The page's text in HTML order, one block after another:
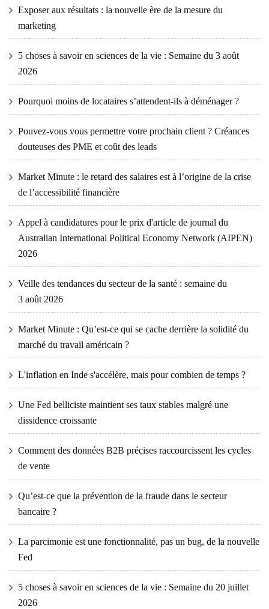
Exposer aux résultats : la nouvelle ère de la mesure du
marketing
5 choses à savoir en sciences de la vie : Semaine du 3 août
2026
Pourquoi moins de locataires s’attendent-ils à déménager ?
Pouvez-vous vous permettre votre prochain client ? Créances
douteuses des PME et coût des leads
Market Minute : le retard des salaires est à l’origine de la crise
de l’accessibilité financière
Appel à candidatures pour le prix d'article de journal du
Australian International Political Economy Network (AIPEN)
2026
Veille des tendances du secteur de la santé : semaine du
3 août 2026
Market Minute : Qu’est-ce qui se cache derrière la solidité du
marché du travail américain ?
L'inflation en Inde s'accélère, mais pour combien de temps ?
Une Fed belliciste maintient ses taux stables malgré une
dissidence croissante
Comment des données B2B précises raccourcissent les cycles
de vente
Qu’est-ce que la prévention de la fraude dans le secteur
bancaire ?
La parcimonie est une fonctionnalité, pas un bug, de la nouvelle
Fed
5 choses à savoir en sciences de la vie : Semaine du 20 juillet
2026